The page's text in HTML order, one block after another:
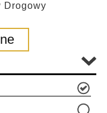
Drogowy